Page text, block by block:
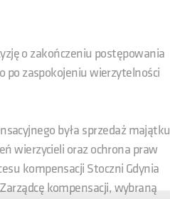
o zakończeniu postępowania
po zaspokojeniu wierzytelności
była sprzedaż majątku
wierzycieli oraz ochrona praw
kompensacji Stoczni Gdynia
kompensacji, wybraną